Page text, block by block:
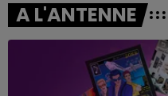
A L'ANTENNE